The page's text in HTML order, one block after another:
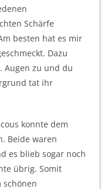
Schärfe
besten hat es mir
Dazu
Augen zu und du
tat ihr
konnte dem
Beide waren
es blieb sogar noch
übrig. Somit
schönen